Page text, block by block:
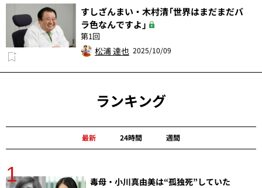
すしざんまい・木村清「世界はまだまだバ
ラ色なんですよ」
第1回
松浦 達也 2025/10/09
ランキング
最新 24時間 週間
1
毒母・小川真由美は“孤独死”していた